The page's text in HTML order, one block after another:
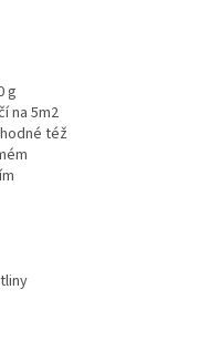
g
na 5m2
též